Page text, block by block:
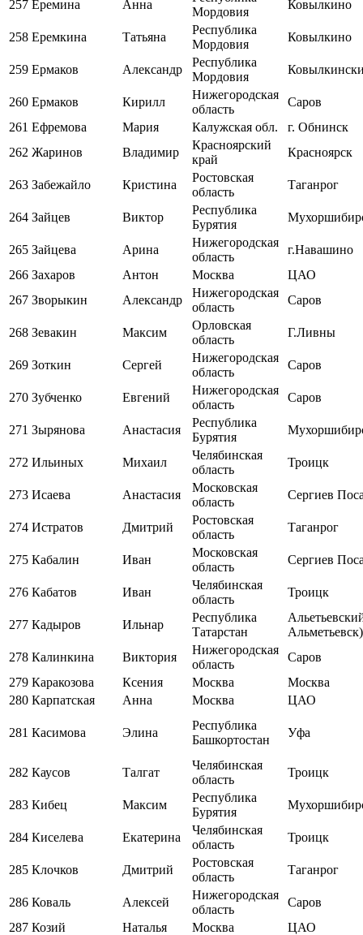
257 Еремина Анна
Мордовия
Ковылкино
258 Еремкина Татьяна
Республика
Мордовия
Ковылкино
259 Ермаков Александр
Республика
Мордовия
260 Ермаков Кирилл
Нижегородская
область
Саров
261 Ефремова Мария Калужская обл.
г. Обнинск
262 Жаринов Владимир
Красноярский
край
Красноярск
263 Забежайло Кристина
Ростовская
область
Таганрог
264 Зайцев Виктор
Республика
Бурятия
265 Зайцева Арина
Нижегородская
область
г.Навашино
266 Захаров Антон Москва
ЦАО
267 Зворыкин Александр
Нижегородская
область
Саров
268 Зевакин Максим
Орловская
область
Г.Ливны
269 Зоткин Сергей
Нижегородская
область
Саров
270 Зубченко Евгений
Нижегородская
область
Саров
271 Зырянова Анастасия
Республика
Бурятия
272 Ильиных Михаил
Челябинская
область
Троицк
273 Исаева Анастасия
Московская
область
Сергиев
274 Истратов Дмитрий
Ростовская
область
Таганрог
275 Кабалин Иван
Московская
область
Сергиев
276 Кабатов Иван
Челябинская
область
Троицк
277 Кадыров Ильнар
Республика
Татарстан
Альметьевск)
278 Калинкина Виктория
Нижегородская
область
Саров
279 Каракозова Ксения Москва
Москва
280 Карпатская Анна Москва ЦАО
281 Касимова Элина
Республика
Башкортостан
Уфа
282 Каусов Талгат
Челябинская
область
Троицк
283 Кибец Максим
Республика
Бурятия
284 Киселева Екатерина
Челябинская
область
Троицк
285 Клочков Дмитрий
Ростовская
область
Таганрог
286 Коваль Алексей
Нижегородская
область
Саров
287 Козий Наталья Москва
ЦАО